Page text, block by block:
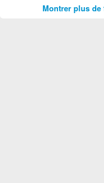
Montrer plus de